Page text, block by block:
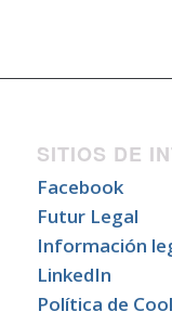
SITIOS DE
Facebook
Futur Legal
Información
LinkedIn
Política de